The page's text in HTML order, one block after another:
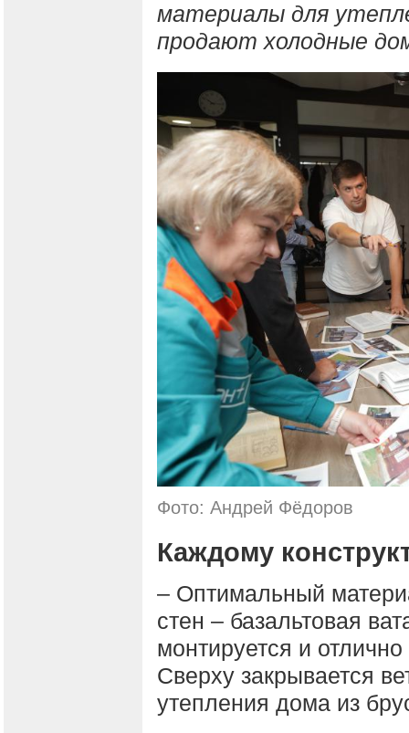
материалы для
продают холодные
Фото: Андрей Фёдоров
Каждому
– Оптимальный
стен – базальтовая
монтируется и
Сверху закрывается
утепления дома из